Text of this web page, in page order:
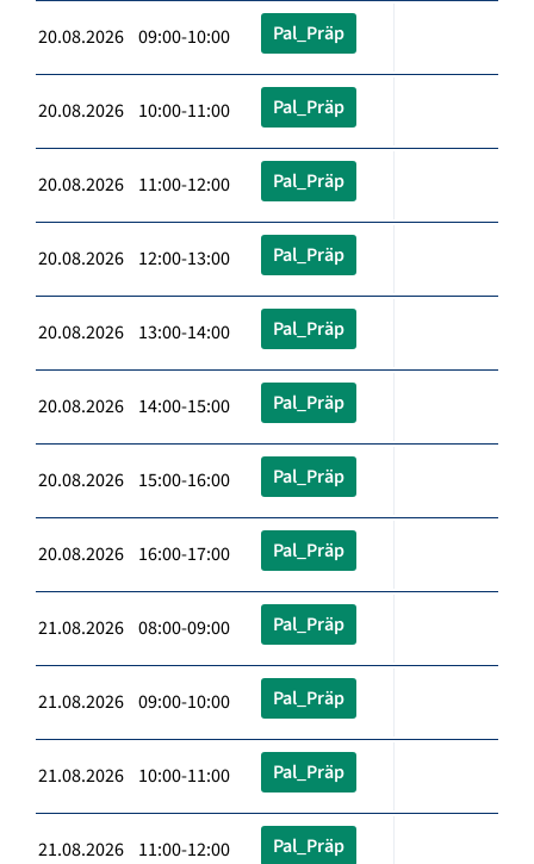
20.08.2026 09:00-10:00 Pal_Präp
20.08.2026 10:00-11:00 Pal_Präp
20.08.2026 11:00-12:00 Pal_Präp
20.08.2026 12:00-13:00 Pal_Präp
20.08.2026 13:00-14:00 Pal_Präp
20.08.2026 14:00-15:00 Pal_Präp
20.08.2026 15:00-16:00 Pal_Präp
20.08.2026 16:00-17:00 Pal_Präp
21.08.2026 08:00-09:00 Pal_Präp
21.08.2026 09:00-10:00 Pal_Präp
21.08.2026 10:00-11:00 Pal_Präp
21.08.2026 11:00-12:00 Pal_Präp